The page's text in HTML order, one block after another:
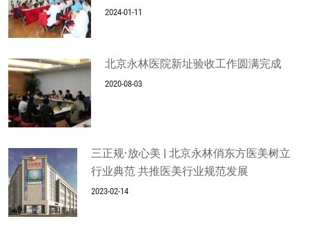
2024-01-11
北京永林医院新址验收工作圆满完成
2020-08-03
三正规·放心美 | 北京永林俏东方医美树立
行业典范 共推医美行业规范发展
2023-02-14